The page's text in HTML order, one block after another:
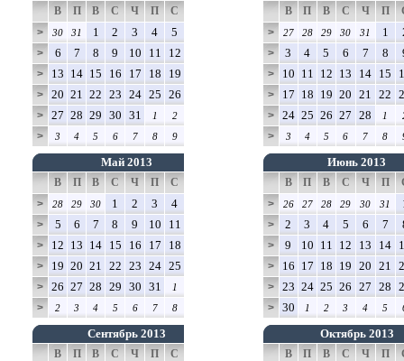
В П В С Ч П
С
>
30 31 1 2 3 4 5
> 6 7 8 9 10 11 12
> 13 14 15 16 17 18 19
> 20 21 22 23 24 25 26
> 27 28 29 30 31 1 2
> 3 4 5 6 7 8 9
В П В С Ч П
>
27 28 29 30 31 1
> 3 4 5 6 7 8
> 10 11 12 13 14 15
> 17 18 19 20 21 22
> 24 25 26 27 28 1
> 3 4 5 6 7 8
Май 2013
В П В С Ч П
С
>
28 29 30 1 2 3 4
> 5 6 7 8 9 10 11
> 12 13 14 15 16 17 18
> 19 20 21 22 23 24 25
> 26 27 28 29 30 31 1
> 2 3 4 5 6 7 8
Июнь 2013
В П В С Ч П
>
26 27 28 29 30 31
> 2 3 4 5 6 7
> 9 10 11 12 13 14
> 16 17 18 19 20 21
> 23 24 25 26 27 28
> 30 1 2 3 4 5
Сентябрь 2013
В П В С Ч П
С
Октябрь 2013
В П В С Ч П